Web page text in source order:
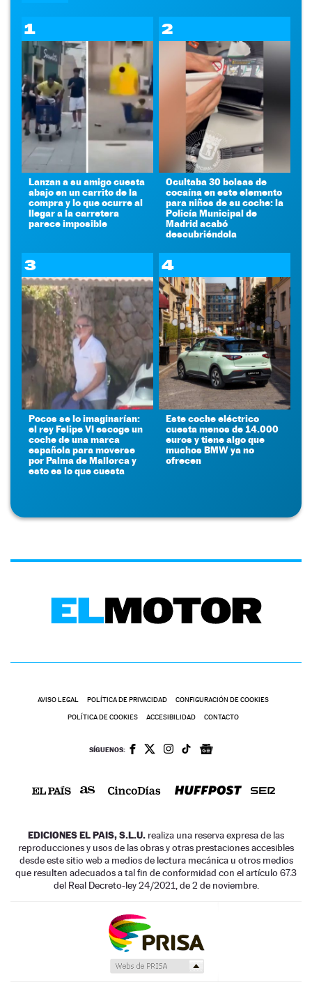
1
Lanzan a su amigo cuesta
abajo en un carrito de la
compra y lo que ocurre al
llegar a la carretera
parece imposible
2
Ocultaba 30 bolsas de
cocaína en este elemento
para niños de su coche: la
Policía Municipal de
Madrid acabó
descubriéndola
3
Pocos se lo imaginarían:
el rey Felipe VI escoge un
coche de una marca
española para moverse
por Palma de Mallorca y
esto es lo que cuesta
4
Este coche eléctrico
cuesta menos de 14.000
euros y tiene algo que
muchos BMW ya no
ofrecen
AVISO LEGAL POLÍTICA DE PRIVACIDAD CONFIGURACIÓN DE COOKIES
POLÍTICA DE COOKIES ACCESIBILIDAD CONTACTO
SÍGUENOS:
EDICIONES EL PAIS, S.L.U. realiza una reserva expresa de las
reproducciones y usos de las obras y otras prestaciones accesibles
desde este sitio web a medios de lectura mecánica u otros medios
que resulten adecuados a tal fin de conformidad con el artículo 67.3
del Real Decreto-ley 24/2021, de 2 de noviembre.